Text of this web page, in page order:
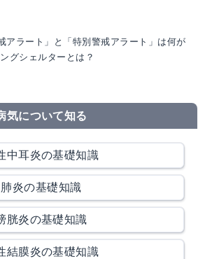
アラート」と「特別警戒アラート」は何が
グシェルターとは？
気について知る
中耳炎の基礎知識
肺炎の基礎知識
胱炎の基礎知識
結膜炎の基礎知識